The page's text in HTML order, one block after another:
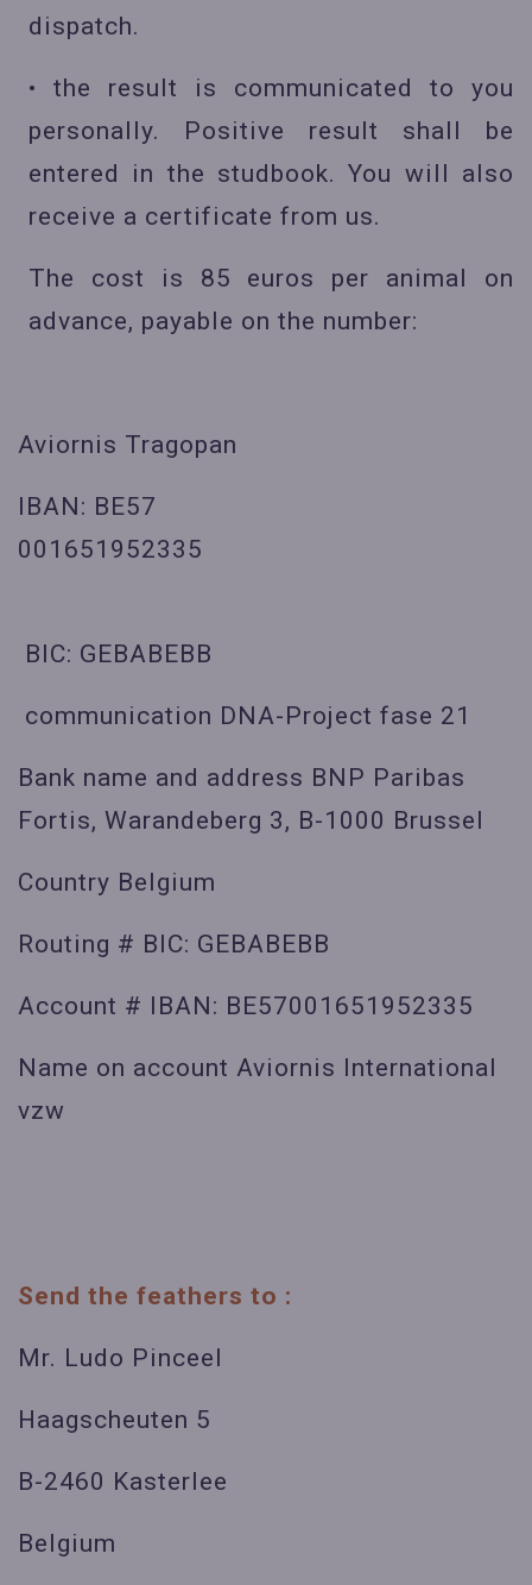
dispatch.
• the result is communicated to you
personally. Positive result shall be
entered in the studbook. You will also
receive a certificate from us.
The cost is 85 euros per animal on
advance, payable on the number:
Aviornis Tragopan
IBAN: BE57
001651952335
BIC: GEBABEBB
communication DNA-Project fase 21
Bank name and address BNP Paribas
Fortis, Warandeberg 3, B-1000 Brussel
Country Belgium
Routing # BIC: GEBABEBB
Account # IBAN: BE57001651952335
Name on account Aviornis International
vzw
Send the feathers to :
Mr. Ludo Pinceel
Haagscheuten 5
B-2460 Kasterlee
Belgium